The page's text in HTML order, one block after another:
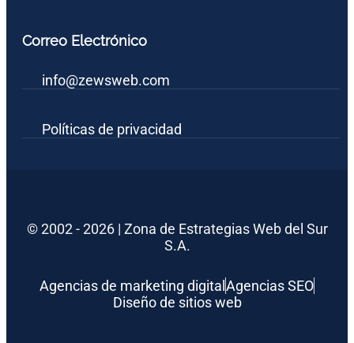
Correo Electrónico
info@zewsweb.com
Políticas de privacidad
© 2002 - 2026 | Zona de Estrategias Web del Sur
S.A.
Agencias de marketing digital Agencias SEO
Diseño de sitios web